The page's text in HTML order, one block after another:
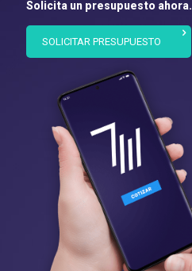
Solicita un presupuesto ahora.
SOLICITAR PRESUPUESTO